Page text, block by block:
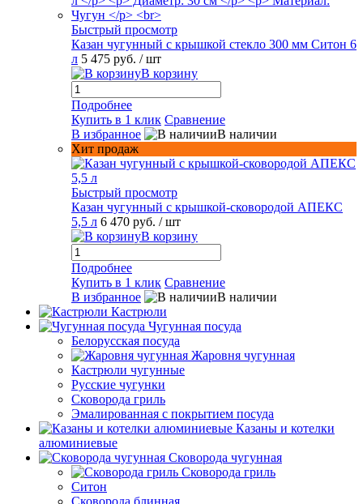
Быстрый просмотр
Казан чугунный с крышкой стекло 300 мм Ситон 6
л 5 475 руб. / шт
В корзину
Подробнее
Купить в 1 клик Сравнение
В избранное
В наличии
Хит продаж
Быстрый просмотр
Казан чугунный с крышкой-сковородой АПЕКС
5,5 л 6 470 руб. / шт
В корзину
Подробнее
Купить в 1 клик Сравнение
В избранное
В наличии
Кастрюли
Чугунная посуда
Белорусская посуда
Жаровня чугунная
Кастрюли чугунные
Русские чугунки
Сковорода гриль
Эмалированная с покрытием посуда
Казаны и котелки
алюминиевые
Сковорода чугунная
Сковорода гриль
Ситон
Сковорода блинная